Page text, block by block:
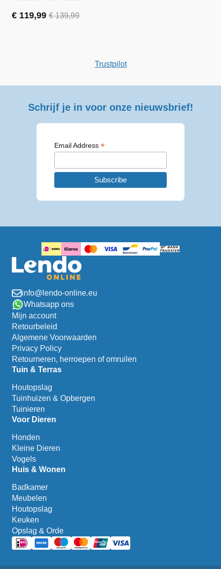
€139,99
Oorspronkelijke
€ 119,99
Huidige
Trustpilot
Schrijf je in voor onze nieuwsbrief!
Email Address *
info@lendo-online.eu
Whatsapp ons
Mijn account
Retourbeleid
Algemene Voorwaarden
Privacy Policy
Retourneren, herroepen of omruilen
Tuin & Terras
Houtopslag
Tuinhuizen & Opbergen
Tuinieren
Voor Dieren
Honden
Kleine Dieren
Vogels
Huis & Wonen
Badkamer
Meubelen
Houtopslag
Keuken
Opslag & Orde